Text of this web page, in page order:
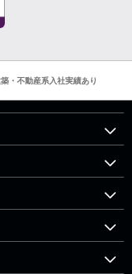
・不動産系入社実績あり